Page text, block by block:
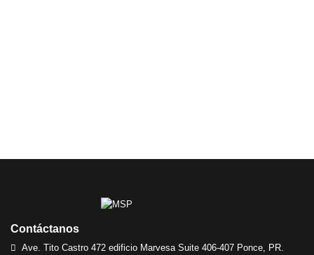
Contáctanos
Ave. Tito Castro 472 edificio Marvesa Suite 406-407 Ponce, PR.